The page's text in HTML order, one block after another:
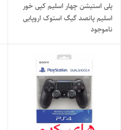
پلی استیشن چهار اسلیم کپی خور
اسلیم پانصد گیگ استوک اروپایی
ضمانتی
ناموجود